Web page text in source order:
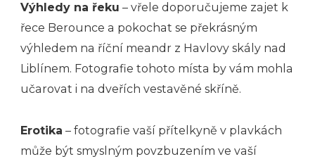
Výhledy na řeku – vřele doporučujeme zajet k
řece Berounce a pokochat se překrásným
výhledem na říční meandr z Havlovy skály nad
Liblínem. Fotografie tohoto místa by vám mohla
učarovat i na dveřích vestavěné skříně.
Erotika – fotografie vaší přítelkyně v plavkách
může být smyslným povzbuzením ve vaší